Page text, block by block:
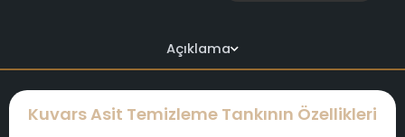
Açıklama
Kuvars Asit Temizleme Tankının Özellikleri